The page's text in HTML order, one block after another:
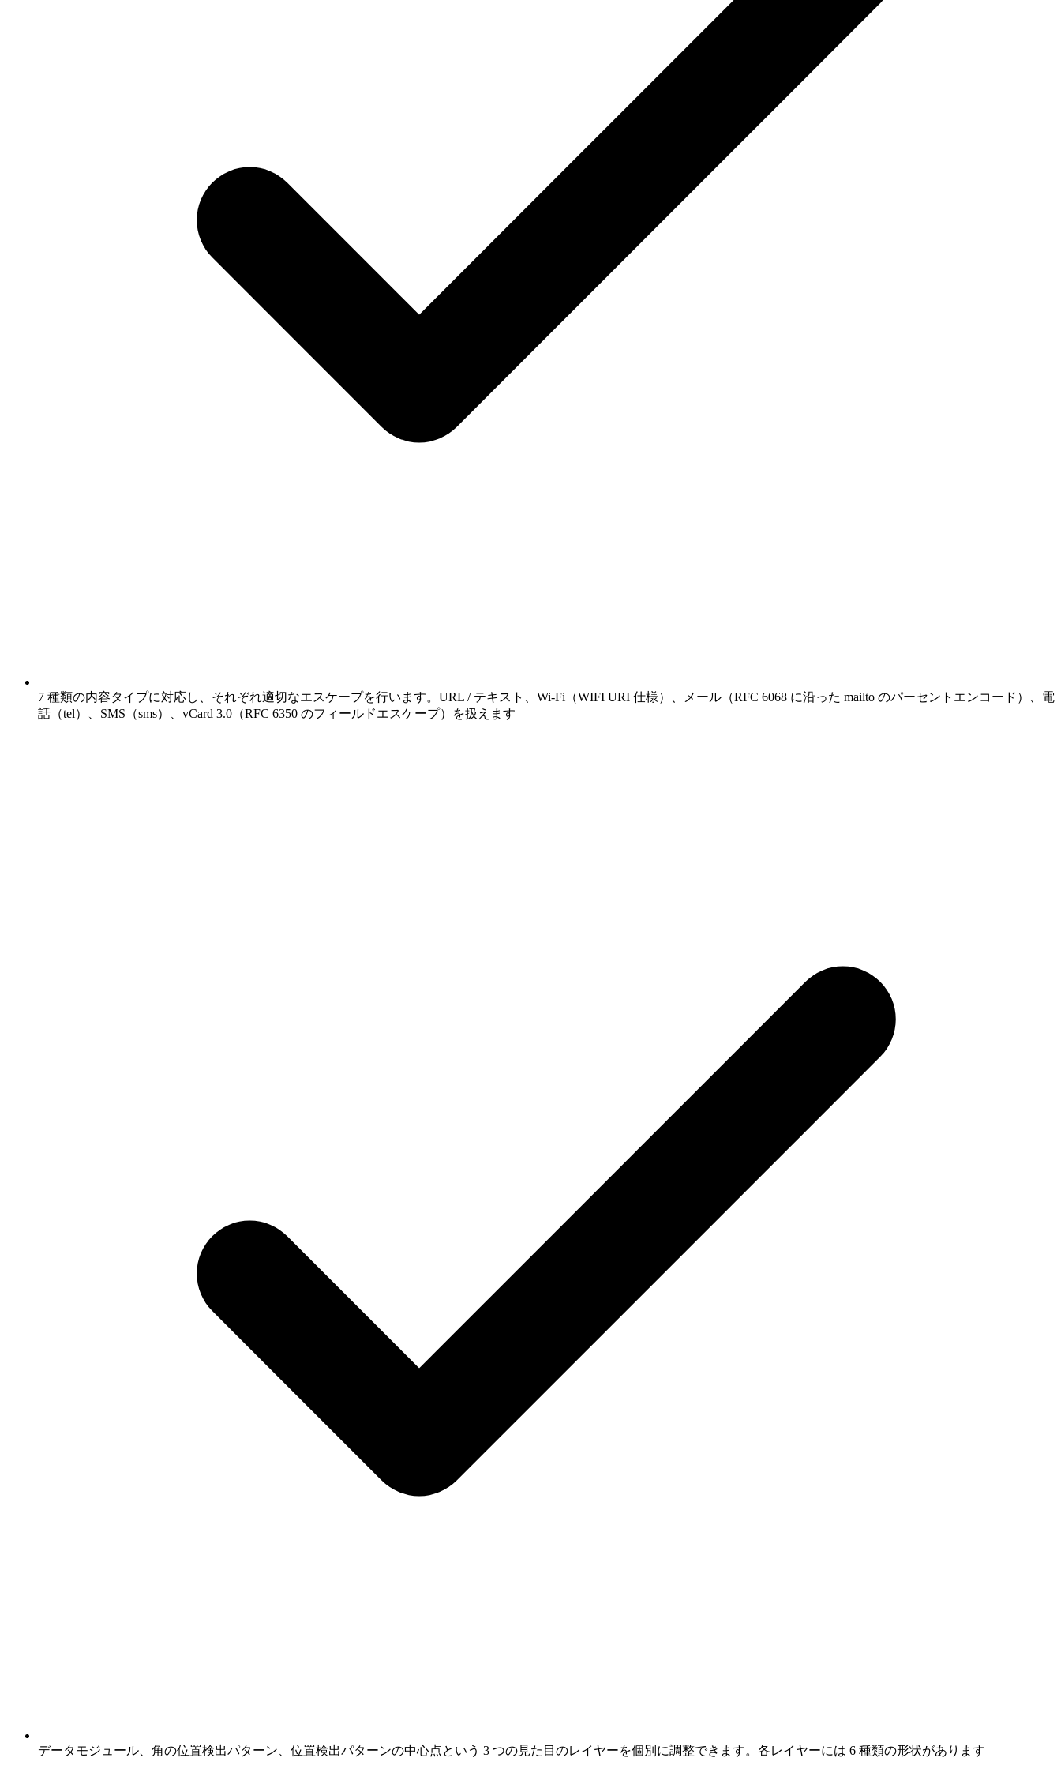
7 種類の内容タイプに対応し、それぞれ適切なエスケープを行います。URL / テキスト、Wi‑Fi（WIFI URI 仕様）、メール（RFC 6068 に沿った mailto のパーセントエンコード）、電
話（tel）、SMS（sms）、vCard 3.0（RFC 6350 のフィールドエスケープ）を扱えます
データモジュール、角の位置検出パターン、位置検出パターンの中心点という 3 つの見た目のレイヤーを個別に調整できます。各レイヤーには 6 種類の形状があります